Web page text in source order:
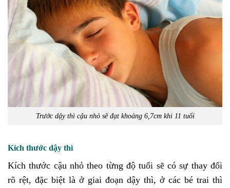
Trước dậy thì cậu nhỏ sẽ đạt khoảng 6,7cm khi 11 tuổi
Kích thước dậy thì
Kích thước cậu nhỏ theo từng độ tuổi sẽ có sự thay đổi
rõ rệt, đặc biệt là ở giai đoạn dậy thì, ở các bé trai thì